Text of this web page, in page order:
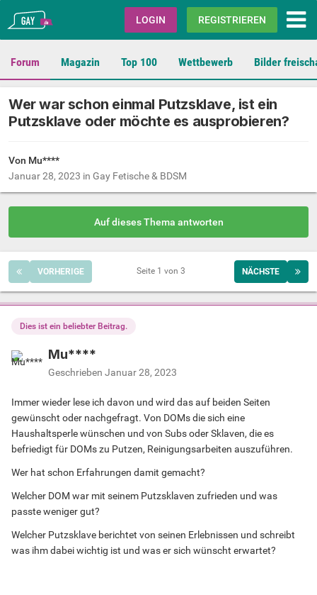
Gay.de LOGIN REGISTRIEREN
Forum Magazin Top 100 Wettbewerb Bilder
Wer war schon einmal Putzsklave, ist ein
Putzsklave oder möchte es ausprobieren?
Von Mu****
Januar 28, 2023 in Gay Fetische & BDSM
Auf dieses Thema antworten
VORHERIGE NÄCHSTE
Seite 1 von 3
Dies ist ein beliebter Beitrag.
Mu****
Geschrieben Januar 28, 2023
Immer wieder lese ich davon und wird das auf beiden Seiten
gewünscht oder nachgefragt. Von DOMs die sich eine
Haushaltsperle wünschen und von Subs oder Sklaven, die es
befriedigt für DOMs zu Putzen, Reinigungsarbeiten auszuführen.
Wer hat schon Erfahrungen damit gemacht?
Welcher DOM war mit seinem Putzsklaven zufrieden und was
passte weniger gut?
Welcher Putzsklave berichtet von seinen Erlebnissen und schreibt
was ihm dabei wichtig ist und was er sich wünscht erwartet?